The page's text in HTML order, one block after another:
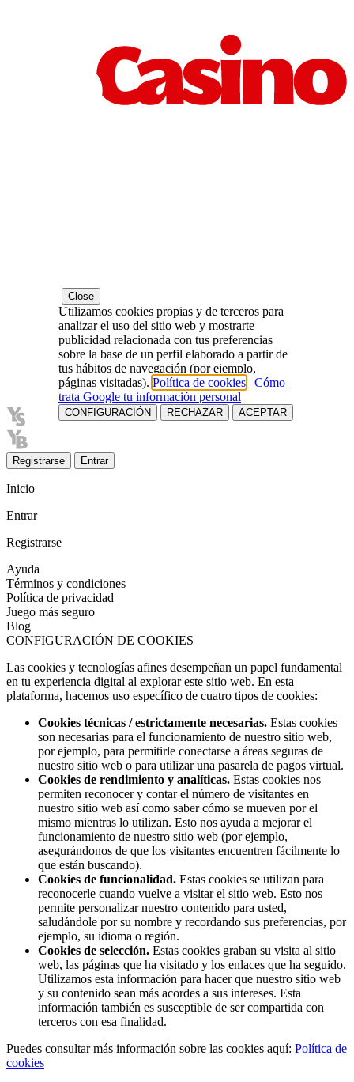
Registrarse Entrar
Inicio
Entrar
Registrarse
Ayuda
Términos y condiciones
Política de privacidad
Juego más seguro
Blog
CONFIGURACIÓN DE COOKIES
Las cookies y tecnologías afines desempeñan un papel fundamental
en tu experiencia digital al explorar este sitio web. En esta
plataforma, hacemos uso específico de cuatro tipos de cookies:
Cookies técnicas / estrictamente necesarias. Estas cookies
son necesarias para el funcionamiento de nuestro sitio web,
por ejemplo, para permitirle conectarse a áreas seguras de
nuestro sitio web o para utilizar una pasarela de pagos virtual.
Cookies de rendimiento y analíticas. Estas cookies nos
permiten reconocer y contar el número de visitantes en
nuestro sitio web así como saber cómo se mueven por el
mismo mientras lo utilizan. Esto nos ayuda a mejorar el
funcionamiento de nuestro sitio web (por ejemplo,
asegurándonos de que los visitantes encuentren fácilmente lo
que están buscando).
Cookies de funcionalidad. Estas cookies se utilizan para
reconocerle cuando vuelve a visitar el sitio web. Esto nos
permite personalizar nuestro contenido para usted,
saludándole por su nombre y recordando sus preferencias, por
ejemplo, su idioma o región.
Cookies de selección. Estas cookies graban su visita al sitio
web, las páginas que ha visitado y los enlaces que ha seguido.
Utilizamos esta información para hacer que nuestro sitio web
y su contenido sean más acordes a sus intereses. Esta
información también es susceptible de ser compartida con
terceros con esa finalidad.
Puedes consultar más información sobre las cookies aquí: Política de
cookies
Close
Utilizamos cookies propias y de terceros para
analizar el uso del sitio web y mostrarte
publicidad relacionada con tus preferencias
sobre la base de un perfil elaborado a partir de
tus hábitos de navegación (por ejemplo,
páginas visitadas). Política de cookies | Cómo
trata Google tu información personal
CONFIGURACIÓN RECHAZAR ACEPTAR